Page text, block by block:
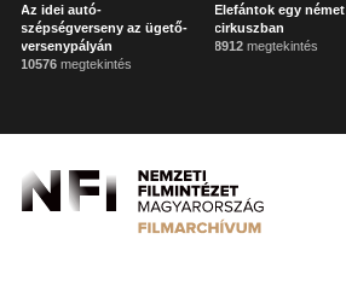
Az idei autó-
szépségverseny az ügető-
versenypályán
10576 megtekintés
Elefántok egy német
cirkuszban
8912 megtekintés